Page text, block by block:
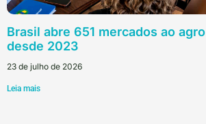
Brasil abre 651 mercados ao agro
desde 2023
23 de julho de 2026
Leia mais